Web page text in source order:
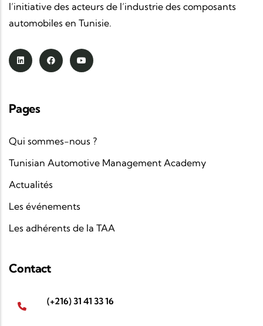
l’initiative des acteurs de l’industrie des composants
automobiles en Tunisie.
Pages
Qui sommes-nous ?
Tunisian Automotive Management Academy
Actualités
Les événements
Les adhérents de la TAA
Contact
(+216) 31 41 33 16